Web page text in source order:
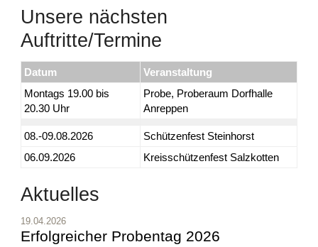
Unsere nächsten
Auftritte/Termine
Datum
Veranstaltung
Montags 19.00 bis
20.30 Uhr
Probe, Proberaum Dorfhalle
Anreppen
08.-09.08.2026
Schützenfest Steinhorst
06.09.2026
Kreisschützenfest Salzkotten
Aktuelles
19.04.2026
Erfolgreicher Probentag 2026